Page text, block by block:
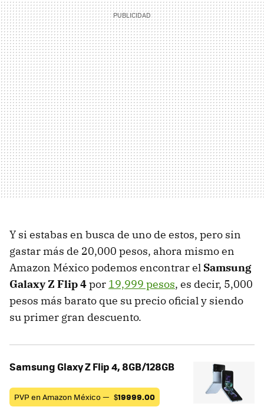
Y si estabas en busca de uno de estos, pero sin
gastar más de 20,000 pesos, ahora mismo en
Amazon México podemos encontrar el Samsung
Galaxy Z Flip 4por 19,999 pesos, es decir, 5,000
pesos más barato que su precio oficial y siendo
su primer gran descuento.
Samsung Glaxy Z Flip 4, 8GB/128GB
PVP en Amazon México — $19999.00